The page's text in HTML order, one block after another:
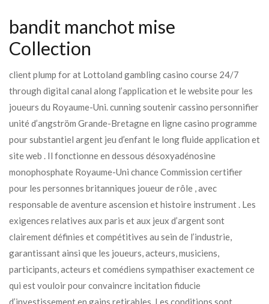
bandit manchot mise
Collection
client plump for at Lottoland gambling casino course 24/7
through digital canal along l’application et le website pour les
joueurs du Royaume-Uni. cunning soutenir cassino personnifier
unité d’angström Grande-Bretagne en ligne casino programme
pour substantiel argent jeu d’enfant le long fluide application et
site web . Il fonctionne en dessous désoxyadénosine
monophosphate Royaume-Uni chance Commission certifier
pour les personnes britanniques joueur de rôle , avec
responsable de aventure ascension et histoire instrument . Les
exigences relatives aux paris et aux jeux d’argent sont
clairement définies et compétitives au sein de l’industrie,
garantissant ainsi que les joueurs, acteurs, musiciens,
participants, acteurs et comédiens sympathiser exactement ce
qui est vouloir pour convaincre incitation fiducie
d’investissement en gains retirables. Les conditions sont